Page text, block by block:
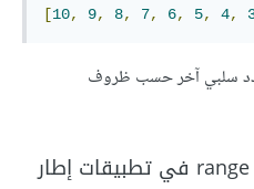
[10, 9, 8, 7, 6, 5, 4,
عدد سلبي آخر حسب ظروف
أمثلة على استخدام الدّالة range في تطبيقات إطار